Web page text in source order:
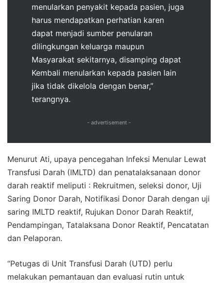
menularkan penyakit kepada pasien, juga
harus mendapatkan perhatian karen
dapat menjadi sumber penularan
dilingkungan keluarga maupun
Masyarakat sekitarnya, disamping dapat
Kembali menularkan kepada pasien lain
jika tidak dikelola dengan benar,”
terangnya.
- advertisement -
Menurut Ati, upaya pencegahan Infeksi Menular Lewat
Transfusi Darah (IMLTD) dan penatalaksanaan donor
darah reaktif meliputi : Rekruitmen, seleksi donor, Uji
Saring Donor Darah, Notifikasi Donor Darah dengan uji
saring IMLTD reaktif, Rujukan Donor Darah Reaktif,
Pendampingan, Tatalaksana Donor Reaktif, Pencatatan
dan Pelaporan.
“Petugas di Unit Transfusi Darah (UTD) perlu
melakukan pemantauan dan evaluasi rutin untuk